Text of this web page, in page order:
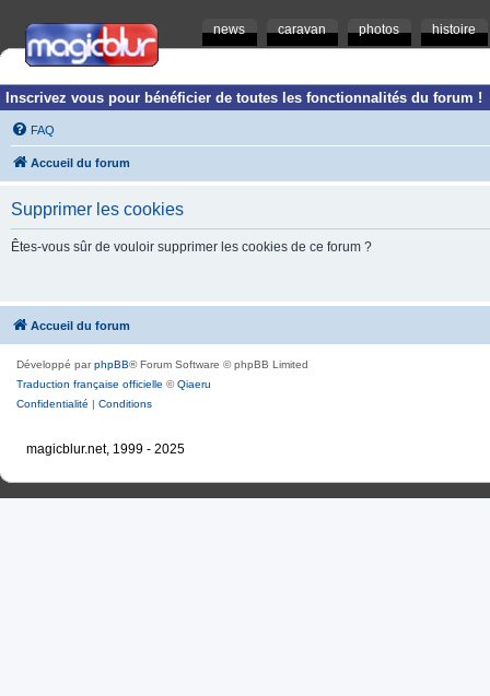
news caravan photos histoire
Inscrivez vous pour bénéficier de toutes les fonctionnalités du forum !
FAQ
Accueil du forum
Supprimer les cookies
Êtes-vous sûr de vouloir supprimer les cookies de ce forum ?
Accueil du forum
Développé parphpBB® Forum Software © phpBB Limited
Traduction française officielle ©Qiaeru
Confidentialité | Conditions
magicblur.net, 1999 - 2025